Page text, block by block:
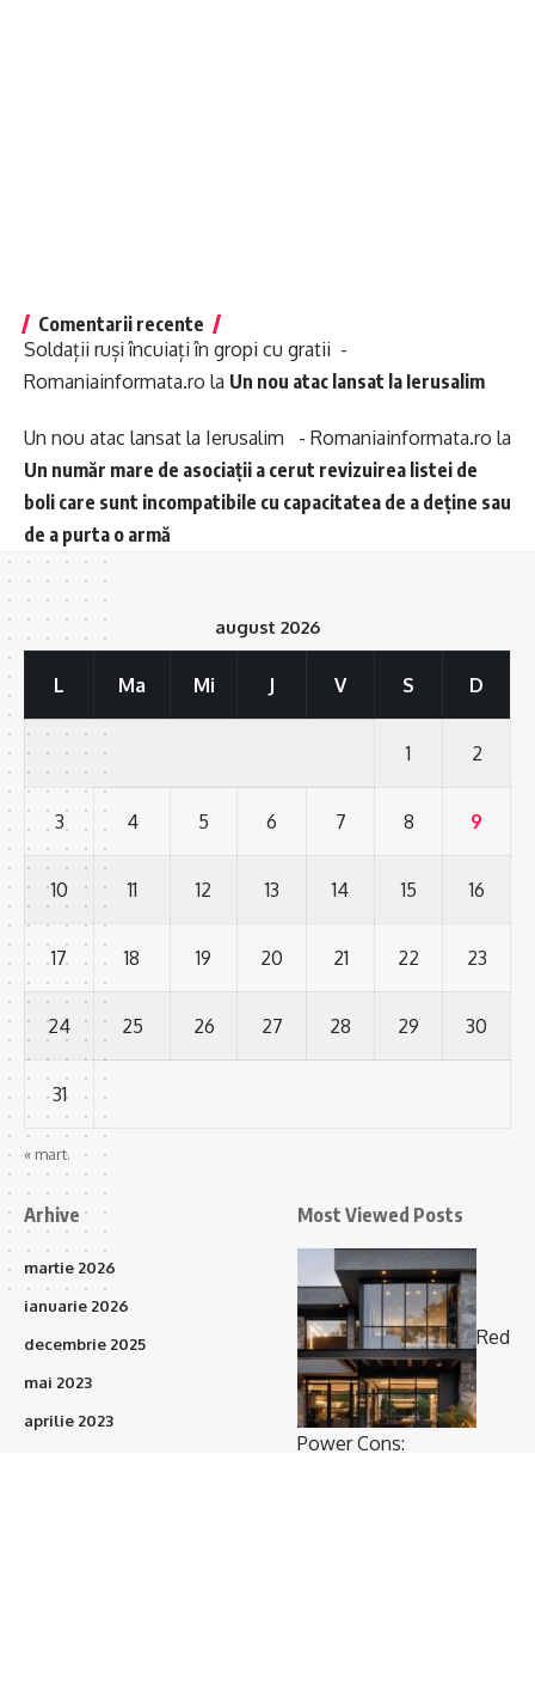
Comentarii recente
Soldații ruși încuiați în gropi cu gratii -
Romaniainformata.ro la Un nou atac lansat la Ierusalim
Un nou atac lansat la Ierusalim - Romaniainformata.ro la
Un număr mare de asociații a cerut revizuirea listei de
boli care sunt incompatibile cu capacitatea de a deține sau
de a purta o armă
august 2026
L Ma Mi J V S D
1 2
3 4 5 6 7 8 9
10 11 12 13 14 15 16
17 18 19 20 21 22 23
24 25 26 27 28 29 30
31
« mart.
Arhive
martie 2026
ianuarie 2026
decembrie 2025
mai 2023
aprilie 2023
Most Viewed Posts
Red
Power Cons: